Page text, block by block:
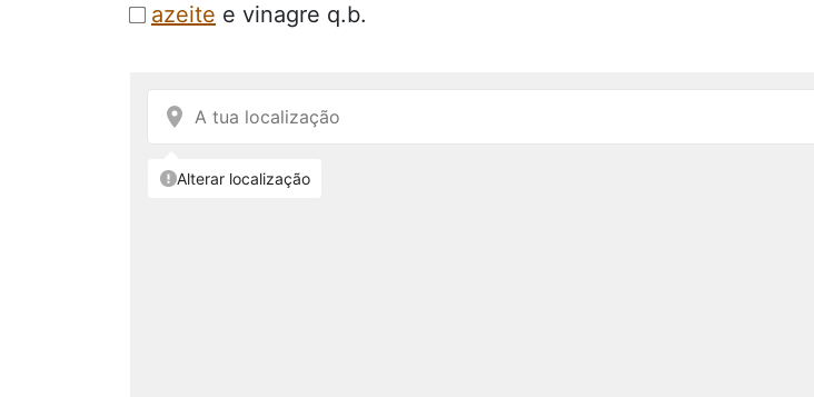
azeite e vinagre q.b.